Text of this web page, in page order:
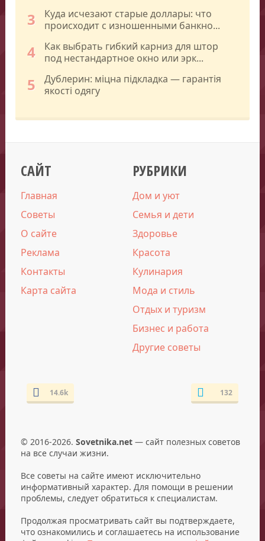
3
Куда исчезают старые доллары: что
происходит с изношенными банкно...
4
Как выбрать гибкий карниз для штор
под нестандартное окно или эрк...
5
Дублерин: міцна підкладка — гарантія
якості одягу
САЙТ
Главная
Советы
О сайте
Реклама
Контакты
Карта сайта
РУБРИКИ
Дом и уют
Семья и дети
Здоровье
Красота
Кулинария
Мода и стиль
Отдых и туризм
Бизнес и работа
Другие советы
14.6k 132
© 2016-2026. Sovetnika.net— сайт полезных советов
на все случаи жизни.
Все советы на сайте имеют исключительно
информативный характер. Для помощи в решении
проблемы, следует обратиться к специалистам.
Продолжая просматривать сайт вы подтверждаете,
что ознакомились и соглашаетесь на использование